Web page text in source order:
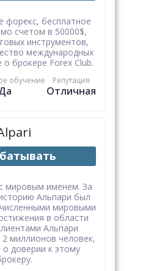
форекс, бесплатное
счетом в 50000$,
инструментов,
международных
о брокере Forex Club.
обучение Репутация
Отличная
мировым именем. За
Альпари был
мировыми
в области
Альпари
миллионов человек,
о доверии к этому